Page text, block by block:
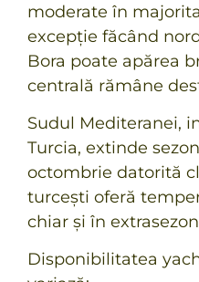
moderate în
excepție făcând
Bora poate apărea
centrală rămâne
Sudul Mediteranei,
Turcia, extinde
octombrie datorită
turcești oferă
chiar și în
Disponibilitatea